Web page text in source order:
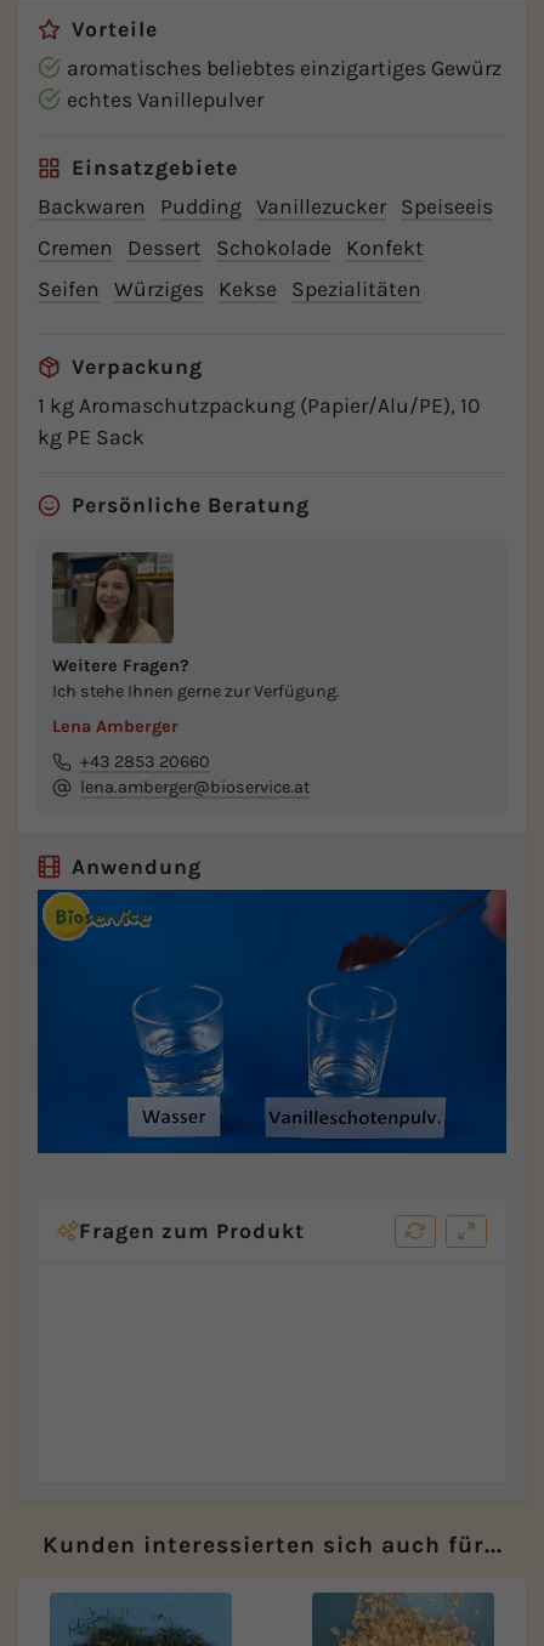
Vorteile
aromatisches beliebtes einzigartiges Gewürz
echtes Vanillepulver
Einsatzgebiete
Backwaren
Pudding Vanillezucker
Speiseeis
Cremen
Dessert Schokolade
Konfekt
Seifen
Würziges Kekse Spezialitäten
Verpackung
1 kg Aromaschutzpackung (Papier/Alu/PE), 10
kg PE Sack
Persönliche Beratung
Weitere Fragen?
Ich stehe Ihnen gerne zur Verfügung.
Lena Amberger
+43 2853 20660
lena.amberger@bioservice.at
Anwendung
Fragen zum Produkt
Kunden interessierten sich auch für...